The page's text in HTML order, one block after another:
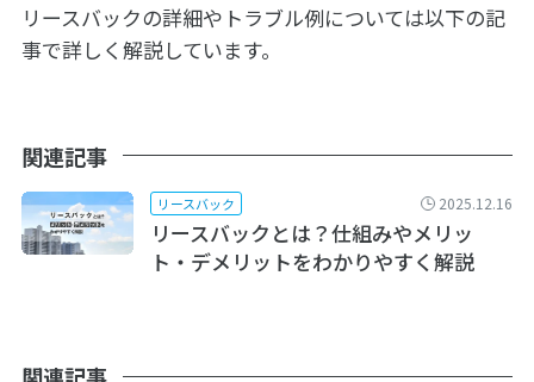
リースバックの詳細やトラブル例については以下の記
事で詳しく解説しています。
関連記事
リースバック 2025.12.16
リースバックとは？仕組みやメリッ
ト・デメリットをわかりやすく解説